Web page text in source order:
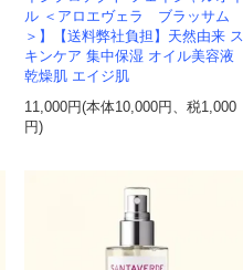
ル ＜アロエヴェラ ブラッサム
＞】【送料弊社負担】天然由来 ス
キンケア 集中保湿 オイル美容液
乾燥肌 エイジ肌
11,000円(本体10,000円、税1,000
円)